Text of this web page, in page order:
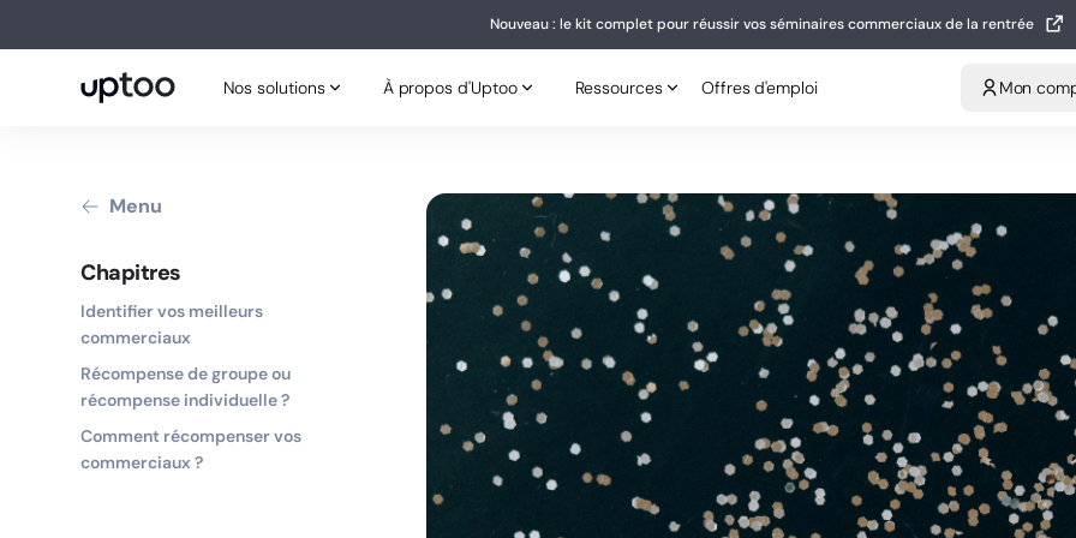
Nouveau : le kit complet pour réussir vos séminaires commerciaux de la rentrée
Nos solutions À propos d'Uptoo Ressources Offres d'emploi Mon
Nouveau : le kit complet pour réussir vos séminaires commerciaux de la rentrée
Nos solutions À propos d'Uptoo Ressources Offres d'emploi Mon
Menu
Chapitres
Identifier vos meilleurs
commerciaux
Récompense de groupe ou
récompense individuelle ?
Comment récompenser vos
commerciaux ?